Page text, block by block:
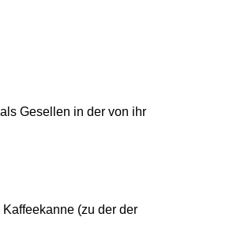
als Gesellen in der von ihr
(zu der der